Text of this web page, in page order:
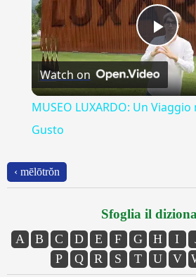
Watch on
MUSEO LUXARDO: Un
Gusto
‹ mēlōtrŏn
Sfoglia il
A B C D E F G H I
P
Q R S T U V